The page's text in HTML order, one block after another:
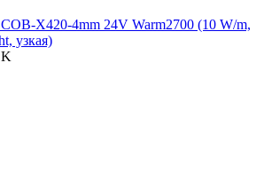
X420-4mm 24V Warm2700 (10 W/m,
узкая)
K